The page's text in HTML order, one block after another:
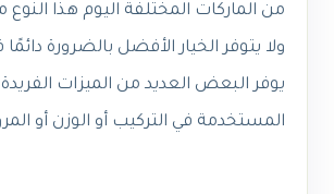
من الماركات المختلفة اليوم هذا
ولا يتوفر الخيار الأفضل بالضرورة
يوفر البعض العديد من الميزات
المستخدمة في التركيب أو الوزن أو